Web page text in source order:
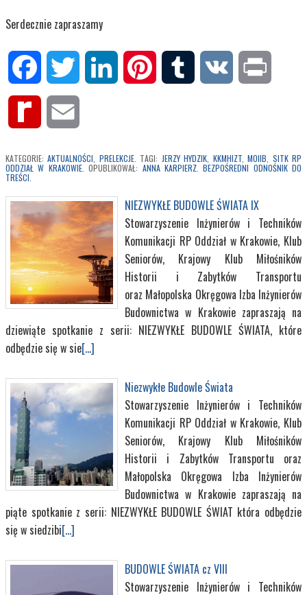
Serdecznie zapraszamy
Facebook Twitter LinkedIn Pinterest Tumblr VK
Rediff
KATEGORIE:AKTUALNOŚCI PRELEKCJE. TAGI: JERZY HYDZIK KKMHIZT,MOIIB SITK RP
ODDZIAŁ W KRAKOWIE. OPUBLIKOWAŁ: ANNA KARPIERZ.BEZPOŚREDNI ODNOŚNIK DO
TREŚCI
NIEZWYKŁE BUDOWLE ŚWIATA IX
Stowarzyszenie Inżynierów i Techników
Komunikacji RP Oddział w Krakowie, Klub
Seniorów, Krajowy Klub Miłośników
Historii i Zabytków Transportu
oraz Małopolska Okręgowa Izba Inżynierów
Budownictwa w Krakowie zapraszają na
dziewiąte spotkanie z serii: NIEZWYKŁE BUDOWLE ŚWIATA, które
odbędzie się w sie[...]
Niezwykłe Budowle Świata
Stowarzyszenie Inżynierów i Techników
Komunikacji RP Oddział w Krakowie, Klub
Seniorów, Krajowy Klub Miłośników
Historii i Zabytków Transportu oraz
Małopolska Okręgowa Izba Inżynierów
Budownictwa w Krakowie zapraszają na
piąte spotkanie z serii: NIEZWYKŁE BUDOWLE ŚWIAT która odbędzie
się w siedzibi[...]
BUDOWLE ŚWIATA cz VIII
Stowarzyszenie Inżynierów i Techników